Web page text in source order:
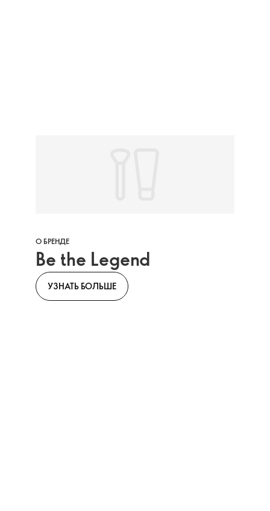
О БРЕНДЕ
Be the Legend
УЗНАТЬ БОЛЬШЕ